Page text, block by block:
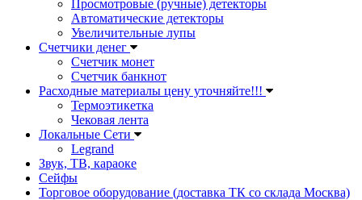
Просмотровые (ручные) детекторы
Автоматические детекторы
Увеличительные лупы
Счетчики денег
Счетчик монет
Счетчик банкнот
Расходные материалы цену уточняйте!!!
Термоэтикетка
Чековая лента
Локальные Сети
Legrand
Звук, ТВ, караоке
Сейфы
Торговое оборудование (доставка ТК со склада Москва)